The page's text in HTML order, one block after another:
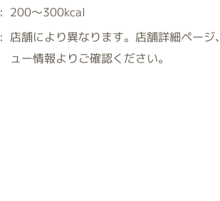
: 200～300kcal
: 店舗により異なります。店舗詳細ページ
ュー情報よりご確認ください。